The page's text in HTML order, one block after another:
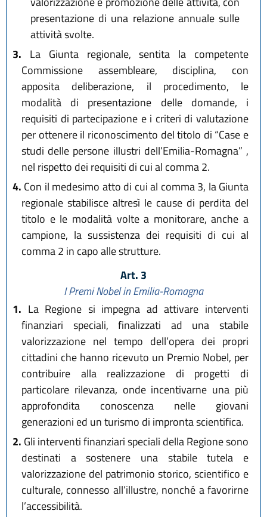
presentazione di una relazione annuale sulle
attività svolte.
3. La Giunta regionale, sentita la competente
Commissione assembleare, disciplina, con
apposita deliberazione, il procedimento, le
modalità di presentazione delle domande, i
requisiti di partecipazione e i criteri di valutazione
per ottenere il riconoscimento del titolo di “Case e
studi delle persone illustri dell’Emilia-Romagna” ,
nel rispetto dei requisiti di cui al comma 2.
4. Con il medesimo atto di cui al comma 3, la Giunta
regionale stabilisce altresì le cause di perdita del
titolo e le modalità volte a monitorare, anche a
campione, la sussistenza dei requisiti di cui al
comma 2 in capo alle strutture.
Art. 3
I Premi Nobel in Emilia-Romagna
1. La Regione si impegna ad attivare interventi
finanziari speciali, finalizzati ad una stabile
valorizzazione nel tempo dell’opera dei propri
cittadini che hanno ricevuto un Premio Nobel, per
contribuire alla realizzazione di progetti di
particolare rilevanza, onde incentivarne una più
approfondita conoscenza nelle giovani
generazioni ed un turismo di impronta scientifica.
2. Gli interventi finanziari speciali della Regione sono
destinati a sostenere una stabile tutela e
valorizzazione del patrimonio storico, scientifico e
culturale, connesso all’illustre, nonché a favorirne
l’accessibilità.